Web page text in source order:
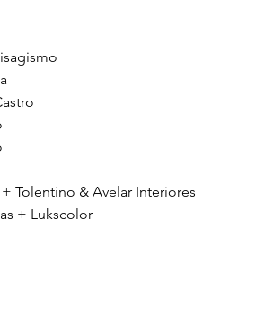
+ Tolentino & Avelar Interiores
+ Lukscolor